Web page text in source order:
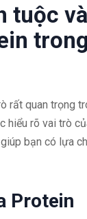
tuộc
rất quan trọng
hiểu rõ vai trò
bạn có lựa
Protein